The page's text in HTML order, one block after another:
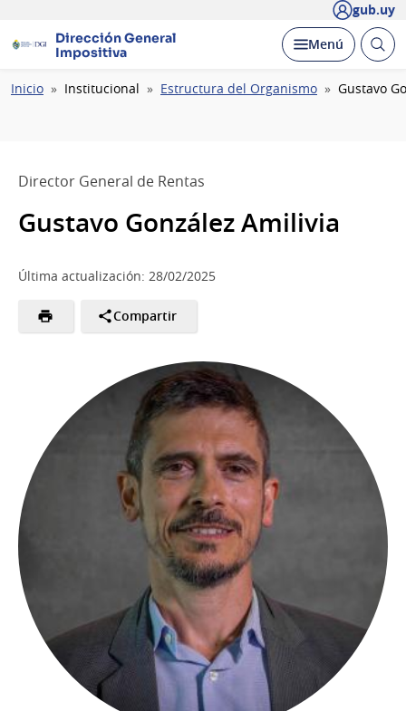
gub.uy
Dirección General
Impositiva
Desplegar
Menú Abrir
Ruta
Inicio Institucional Estructura del Organismo Gustavo
Director General de Rentas
Gustavo González Amilivia
Última actualización: 28/02/2025
Compartir